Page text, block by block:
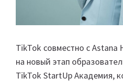
TikTok совместно с Astana
на новый этап
TikTok StartUp Академия,